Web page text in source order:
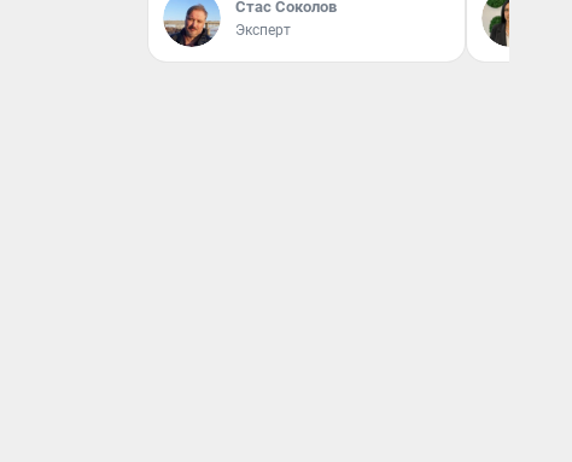
Стас Соколов
Эксперт